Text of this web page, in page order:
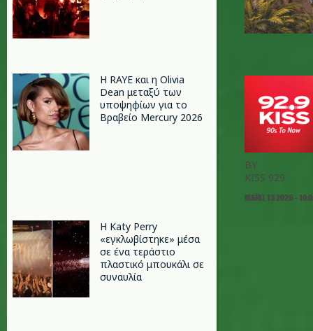
Η RAYE και η Olivia
Dean μεταξύ των
υποψηφίων για το
Βραβείο Mercury 2026
H Katy Perry
«εγκλωβίστηκε» μέσα
σε ένα τεράστιο
πλαστικό μπουκάλι σε
συναυλία
BY
KISS 929
ΜΆΙΟΣ 13 2026 -